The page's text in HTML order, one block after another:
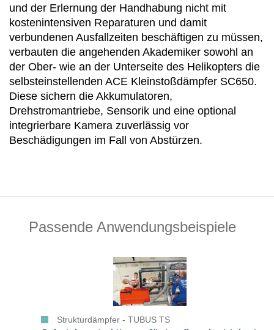
und der Erlernung der Handhabung nicht mit
kostenintensiven Reparaturen und damit
verbundenen Ausfallzeiten beschäftigen zu müssen,
verbauten die angehenden Akademiker sowohl an
der Ober- wie an der Unterseite des Helikopters die
selbsteinstellenden ACE Kleinstoßdämpfer SC650.
Diese sichern die Akkumulatoren,
Drehstromantriebe, Sensorik und eine optional
integrierbare Kamera zuverlässig vor
Beschädigungen im Fall von Abstürzen.
Passende Anwendungsbeispiele
Strukturdämpfer - TUBUS TS